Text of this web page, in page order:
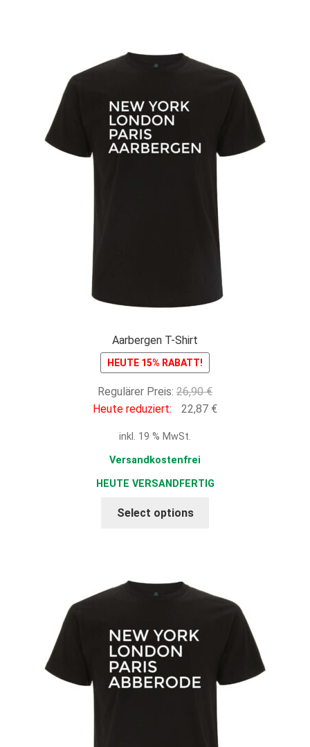
Aarbergen T-Shirt
HEUTE 15% RABATT!
Regulärer Preis: 26,90€Ursprünglicher
Preis
Heute reduziert: 22,87 €Aktueller
inkl. 19 % MwSt.
Versandkostenfrei
HEUTE VERSANDFERTIG
Select options